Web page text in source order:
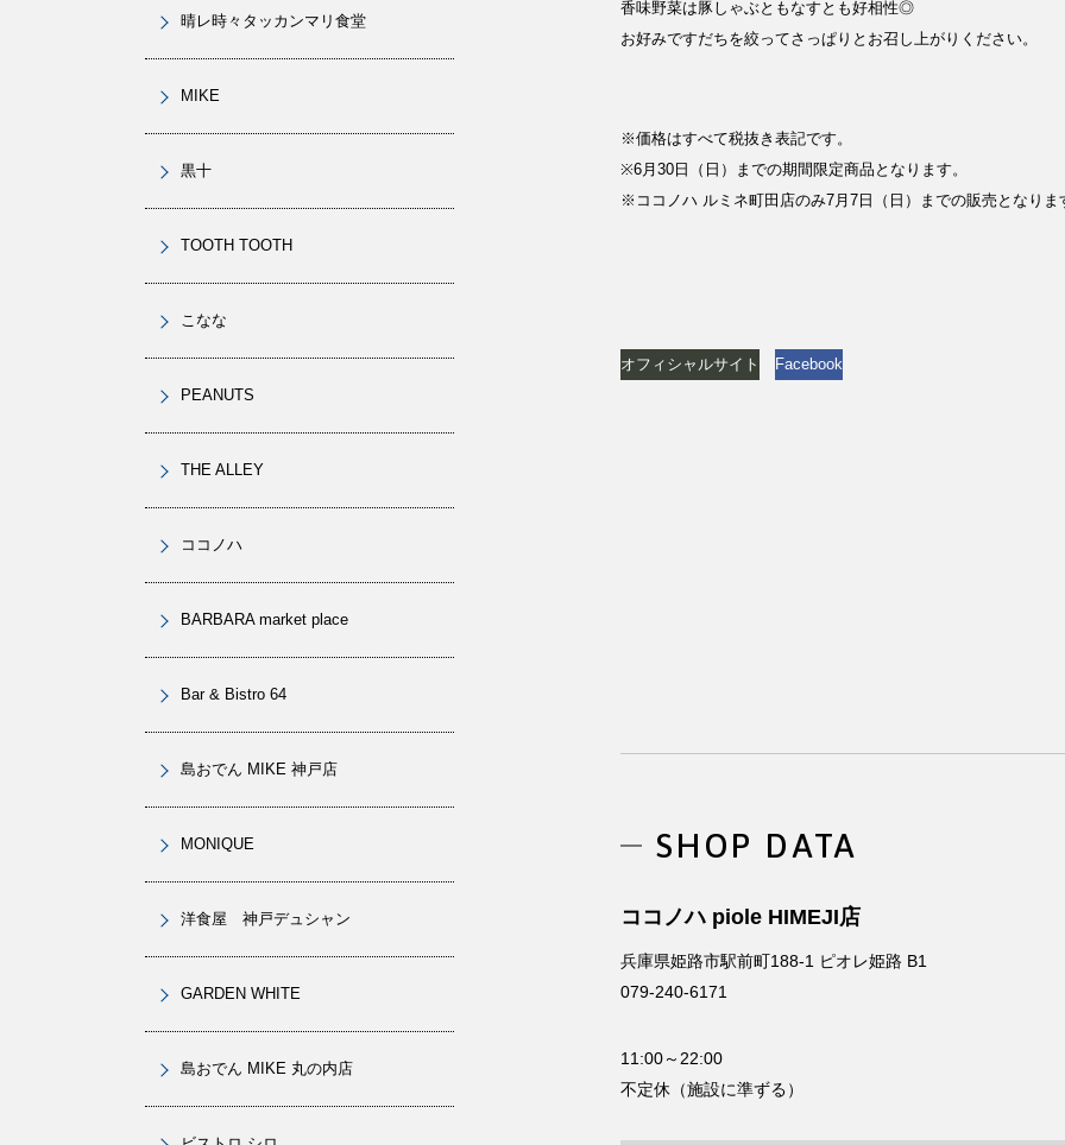
COMPANY
BRAND/SHOP
香味野菜は豚しゃぶともなすとも好相性◎
お好みですだちを絞ってさっぱりとお召し上がりください。
※価格はすべて税抜き表記です。
※6月30日（日）までの期間限定商品となります。
※ココノハ ルミネ町田店のみ7月7日（日）までの販売となりま
オフィシャルサイト Facebook
SHOP DATA
ココノハ piole HIMEJI店
兵庫県姫路市駅前町188-1 ピオレ姫路 B1
079-240-6171
11:00～22:00
不定休（施設に準ずる）
晴レ時々タッカンマリ食堂
MIKE
黒十
TOOTH TOOTH
こなな
PEANUTS
THE ALLEY
ココノハ
BARBARA market place
Bar & Bistro 64
島おでん MIKE 神戸店
MONIQUE
洋食屋 神戸デュシャン
GARDEN WHITE
島おでん MIKE 丸の内店